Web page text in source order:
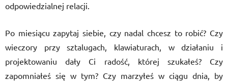
odpowiedzialnej relacji.
Po miesiącu zapytaj siebie, czy nadal chcesz to robić? Czy
wieczory przy sztalugach, klawiaturach, w działaniu i
projektowaniu dały Ci radość, której szukałeś? Czy
zapomniałeś się w tym? Czy marzyłeś w ciągu dnia, by